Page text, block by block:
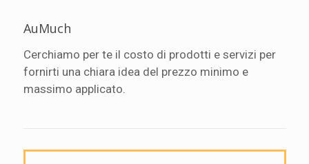
AuMuch
Cerchiamo per te il costo di prodotti e servizi per
fornirti una chiara idea del prezzo minimo e
massimo applicato.